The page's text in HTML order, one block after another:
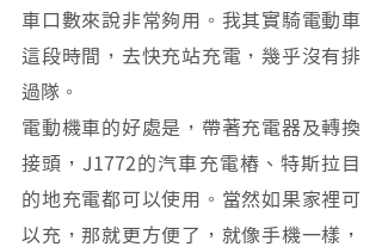
車口數來說非常夠用。我其實騎電動車
這段時間，去快充站充電，幾乎沒有排
過隊。
電動機車的好處是，帶著充電器及轉換
接頭，J1772的汽車充電樁、特斯拉目
的地充電都可以使用。當然如果家裡可
以充，那就更方便了，就像手機一樣，